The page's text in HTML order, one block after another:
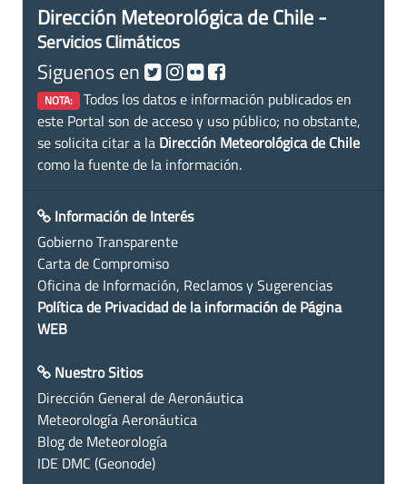
Dirección Meteorológica de Chile -
Servicios Climáticos
Siguenos en
NOTA: Todos los datos e información publicados en
este Portal son de acceso y uso público; no obstante,
se solicita citar a la Dirección Meteorológica de Chile
como la fuente de la información.
Información de Interés
Gobierno Transparente
Carta de Compromiso
Oficina de Información, Reclamos y Sugerencias
Política de Privacidad de la información de Página
WEB
Nuestro Sitios
Dirección General de Aeronáutica
Meteorología Aeronáutica
Blog de Meteorología
IDE DMC (Geonode)